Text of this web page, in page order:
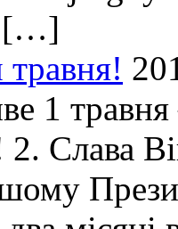
[…]
1
2. Слава